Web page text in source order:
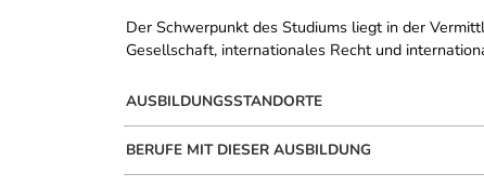
Der Schwerpunkt des Studiums liegt in der
Gesellschaft, internationales Recht und
AUSBILDUNGSSTANDORTE
BERUFE MIT DIESER AUSBILDUNG